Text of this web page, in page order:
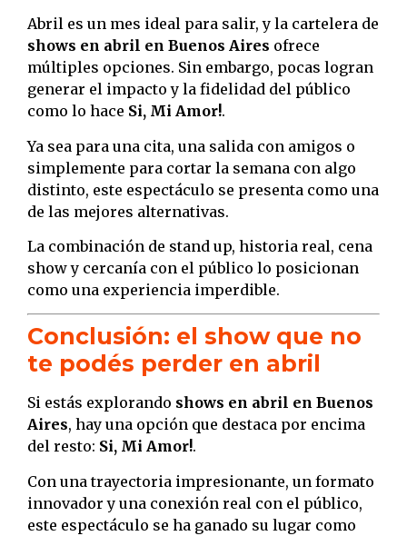
Abril es un mes ideal para salir, y la cartelera de
shows en abril en Buenos Aires ofrece
múltiples opciones. Sin embargo, pocas logran
generar el impacto y la fidelidad del público
como lo hace Si, Mi Amor!.
Ya sea para una cita, una salida con amigos o
simplemente para cortar la semana con algo
distinto, este espectáculo se presenta como una
de las mejores alternativas.
La combinación de stand up, historia real, cena
show y cercanía con el público lo posicionan
como una experiencia imperdible.
Conclusión: el show que no
te podés perder en abril
Si estás explorando shows en abril en Buenos
Aires, hay una opción que destaca por encima
del resto: Si, Mi Amor!.
Con una trayectoria impresionante, un formato
innovador y una conexión real con el público,
este espectáculo se ha ganado su lugar como